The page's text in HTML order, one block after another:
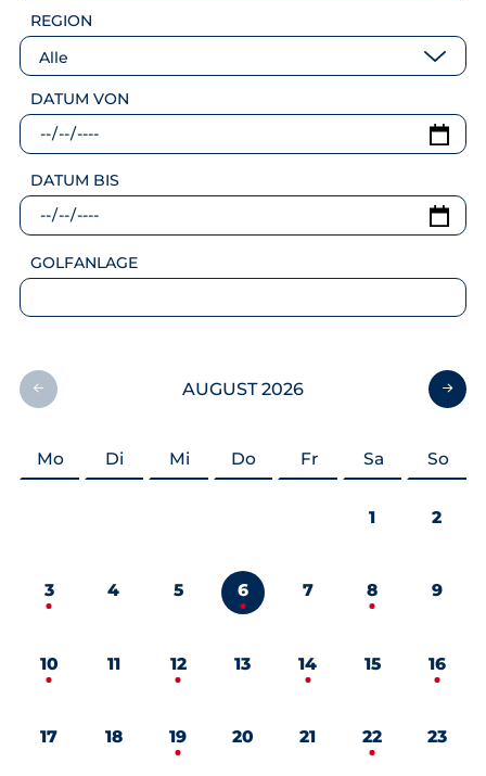
REGION
Alle
DATUM VON
DATUM BIS
GOLFANLAGE
AUGUST 2026
Mo Di Mi Do Fr Sa So
1 2
3 4 5 6 7 8 9
10 11 12 13 14 15 16
17 18 19 20 21 22 23